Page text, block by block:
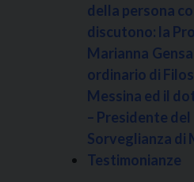
della persona
discutono: la
Marianna
ordinario di
Messina ed il
– Presidente
Sorveglianza di
Testimonianze